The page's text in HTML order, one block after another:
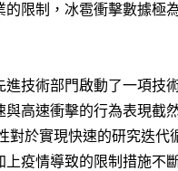
的限制，冰雹衝擊數據極
技術部門啟動了一項技
高速衝擊的行為表現截
對於實現快速的研究迭
上疫情導致的限制措施